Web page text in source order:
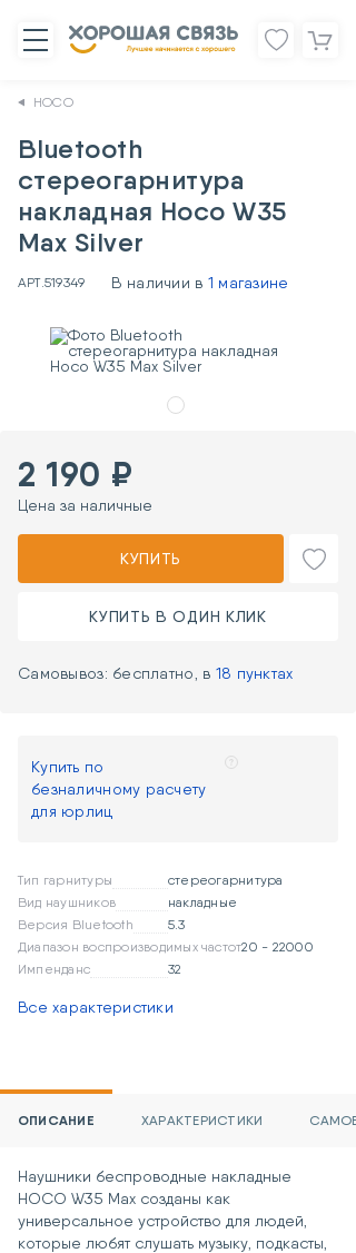
HOCO
Bluetooth
стереогарнитура
накладная Hoco W35
Max Silver
АРТ.519349 В наличии в 1 магазине
2 190 ₽
Цена за наличные
КУПИТЬ
КУПИТЬ В ОДИН КЛИК
Самовывоз: бесплатно, в 18 пунктах
Купить по
безналичному расчету
для юрлиц
Тип гарнитуры
стереогарнитура
Вид наушников
накладные
Версия Bluetooth
5.3
Диапазон воспроизводимых частот20 - 22000
Импенданс
32
Все характеристики
ОПИСАНИЕ ХАРАКТЕРИСТИКИ
Наушники беспроводные накладные
HOCO W35 Max созданы как
универсальное устройство для людей,
которые любят слушать музыку, подкасты,